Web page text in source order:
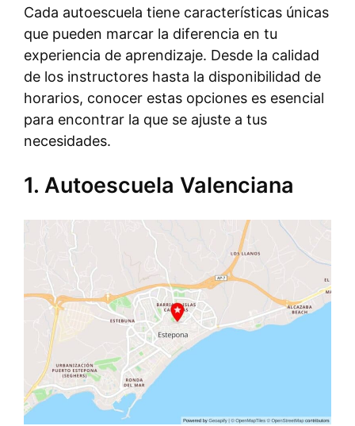
Cada autoescuela tiene características únicas
que pueden marcar la diferencia en tu
experiencia de aprendizaje. Desde la calidad
de los instructores hasta la disponibilidad de
horarios, conocer estas opciones es esencial
para encontrar la que se ajuste a tus
necesidades.
1. Autoescuela Valenciana